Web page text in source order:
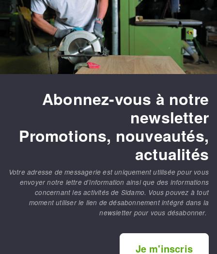
Perceuses magnétiques
Afiadores de broca
Tourets
Ponceuses
Tours à métaux
Tables
FERRAMENTAS DE CORTE
Fraises scies
Rubans
Fraise HSS
Abonnez-vous à notre
newsletter
Promotions, nouveautés,
actualités
Votre adresse de messagerie est uniquement utilisée pour vous
envoyer notre lettre d’information ainsi que des informations
concernant les activités de Sidamo. Vous pouvez à tout
moment utiliser le lien de désabonnement intégré dans la
newsletter pour vous désabonner.
Je m'inscris